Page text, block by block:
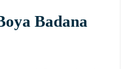
Badana